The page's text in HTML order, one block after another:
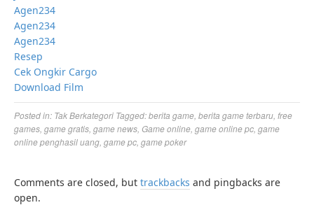
Agen234
Agen234
Agen234
Resep
Cek Ongkir Cargo
Download Film
Posted in: Tak Berkategori Tagged:berita game berita game terbaru free
games game gratis game news Game online game online pc game
online penghasil uang game pc game poker
Comments are closed, but trackbacks and pingbacks are
open.